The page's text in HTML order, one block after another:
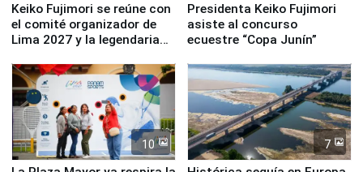
Keiko Fujimori se reúne con
el comité organizador de
Lima 2027 y la legendaria
Presidenta Keiko Fujimori
asiste al concurso
ecuestre “Copa Junín”
10 7